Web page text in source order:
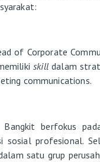
of Corporate
skilldalam
communications.
Bangkit berfokus
sosial profesional.
satu grup